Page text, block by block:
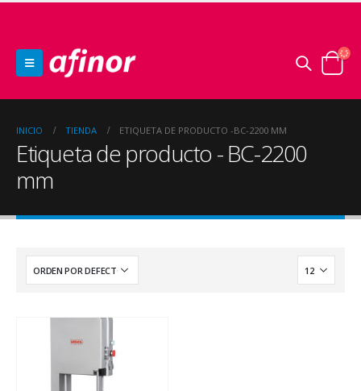
INICIO TIENDA ETIQUETA DE PRODUCTO -BC-2200 MM
Etiqueta de producto - BC-2200
mm